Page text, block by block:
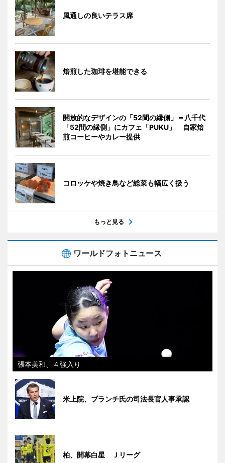
風通しの良いテラス席
焙煎した珈琲を堪能できる
開放的なデザインの「52間の縁側」＝八千代
「52間の縁側」にカフェ「PUKU」 自家焙
煎コーヒーやカレー提供
コロッケや焼き鳥など総菜も幅広く扱う
もっと見る
ワールドフォトニュース
張本美和、４強入り
米上院、ブランチ氏の司法長官人事承認
柏、開幕白星 Ｊリーグ